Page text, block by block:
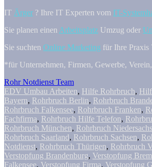
IT Ärger ? Ihre IT Experten vom IT-
Sie planen einen Arbeitsplatz Umzug oder
Sie suchten Online Marketing für Ihre Praxis
*für Unternehmen, Firmen, Gewerbe,
Rohr Notdienst Team
EDV Umbau Arbeiten, Hilfe Rohrbruch,
Bayern, Rohrbruch Berlin, Rohrbruch
Rohrbruch Falkensee, Rohrbruch Franken,
Fachfirma, Rohrbruch Hilfe Telefon,
Rohrbruch München, Rohrbruch
Rohrbruch Saarland, Rohrbruch Sachsen,
Notdienst, Rohrbruch Thürigen, Rohrbruch
Verstopfung Brandenburg, Verstopfung
Falkensee, Verstopfung Firma, Verstopfung